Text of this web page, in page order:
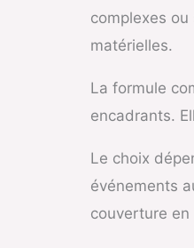
complexes
matérielles.
La formule
encadrants.
Le choix
événements
couverture